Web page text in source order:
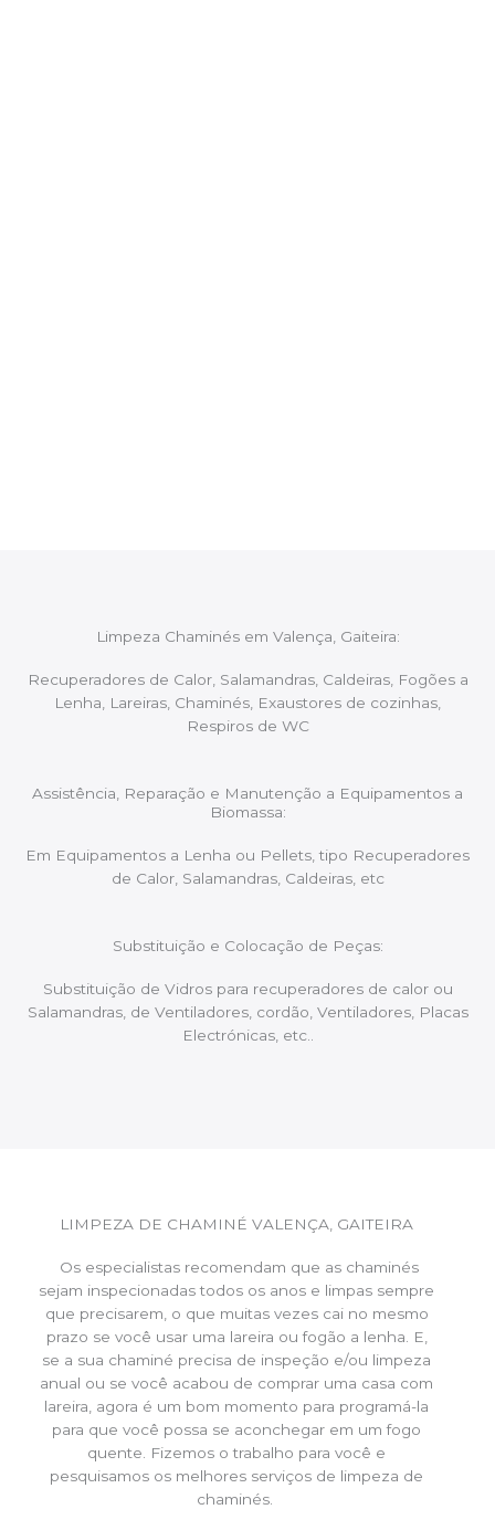
Limpeza Chaminés em Valença, Gaiteira:
Recuperadores de Calor, Salamandras, Caldeiras, Fogões a
Lenha, Lareiras, Chaminés, Exaustores de cozinhas,
Respiros de WC
Assistência, Reparação e Manutenção a Equipamentos a
Biomassa:
Em Equipamentos a Lenha ou Pellets, tipo Recuperadores
de Calor, Salamandras, Caldeiras, etc
Substituição e Colocação de Peças:
Substituição de Vidros para recuperadores de calor ou
Salamandras, de Ventiladores, cordão, Ventiladores, Placas
Electrónicas, etc..
LIMPEZA DE CHAMINÉ VALENÇA, GAITEIRA
Os especialistas recomendam que as chaminés
sejam inspecionadas todos os anos e limpas sempre
que precisarem, o que muitas vezes cai no mesmo
prazo se você usar uma lareira ou fogão a lenha. E,
se a sua chaminé precisa de inspeção e/ou limpeza
anual ou se você acabou de comprar uma casa com
lareira, agora é um bom momento para programá-la
para que você possa se aconchegar em um fogo
quente. Fizemos o trabalho para você e
pesquisamos os melhores serviços de limpeza de
chaminés.